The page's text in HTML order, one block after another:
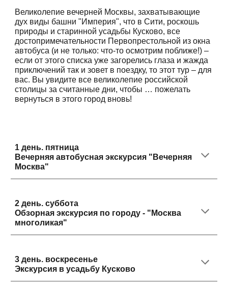
Великолепие вечерней Москвы, захватывающие
дух виды башни "Империя", что в Сити, роскошь
природы и старинной усадьбы Кусково, все
достопримечательности Первопрестольной из окна
автобуса (и не только: что-то осмотрим поближе!) –
если от этого списка уже загорелись глаза и жажда
приключений так и зовет в поездку, то этот тур – для
вас. Вы увидите все великолепие российской
столицы за считанные дни, чтобы … пожелать
вернуться в этого город вновь!
1 день. пятница
Вечерняя автобусная экскурсия " Вечерняя
Москва"
2 день.суббота
Обзорная экскурсия по городу - "Москва
многоликая"
3 день. воскресенье
Экскурсия в усадьбу Кусково